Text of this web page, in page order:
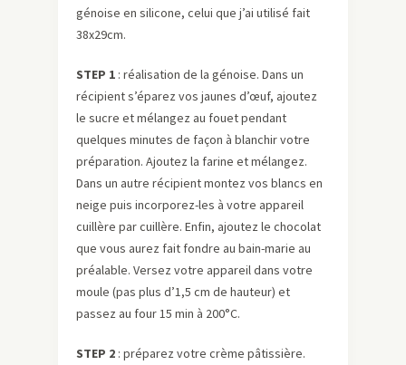
génoise en silicone, celui que j’ai utilisé fait
38x29cm.
STEP 1 : réalisation de la génoise. Dans un
récipient s’éparez vos jaunes d’œuf, ajoutez
le sucre et mélangez au fouet pendant
quelques minutes de façon à blanchir votre
préparation. Ajoutez la farine et mélangez.
Dans un autre récipient montez vos blancs en
neige puis incorporez-les à votre appareil
cuillère par cuillère. Enfin, ajoutez le chocolat
que vous aurez fait fondre au bain-marie au
préalable. Versez votre appareil dans votre
moule (pas plus d’1,5 cm de hauteur) et
passez au four 15 min à 200°C.
STEP 2 : préparez votre crème pâtissière.